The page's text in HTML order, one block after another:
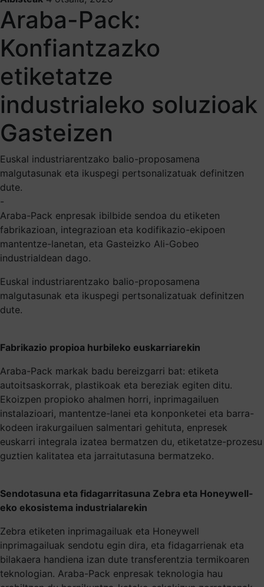
Araba-Pack:
Konfiantzazko
etiketatze
industrialeko soluzioak
Gasteizen
Euskal industriarentzako balio-proposamena
malgutasunak eta ikuspegi pertsonalizatuak definitzen
dute.
-
Araba-Pack enpresak ibilbide sendoa du etiketen
fabrikazioan, integrazioan eta kodifikazio-ekipoen
mantentze-lanetan, eta Gasteizko Ali-Gobeo
industrialdean dago.
Euskal industriarentzako balio-proposamena
malgutasunak eta ikuspegi pertsonalizatuak definitzen
dute.
Fabrikazio propioa hurbileko euskarriarekin
Araba-Pack markak badu bereizgarri bat: etiketa
autoitsaskorrak, plastikoak eta bereziak egiten ditu.
Ekoizpen propioko ahalmen horri, inprimagailuen
instalazioari, mantentze-lanei eta konponketei eta barra-
kodeen irakurgailuen salmentari gehituta, enpresek
euskarri integrala izatea bermatzen du, etiketatze-prozesu
guztien kalitatea eta jarraitutasuna bermatzeko.
Sendotasuna eta fidagarritasuna Zebra eta Honeywell-
eko ekosistema industrialarekin
Zebra etiketen inprimagailuak eta Honeywell
inprimagailuak sendotu egin dira, eta fidagarrienak eta
bilakaera handiena izan dute transferentzia termikoaren
teknologian. Araba-Pack enpresak teknologia hau